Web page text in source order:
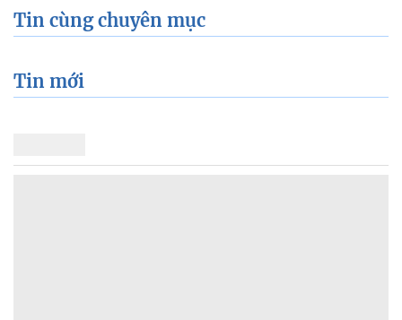
Tin cùng chuyên mục
Tin mới